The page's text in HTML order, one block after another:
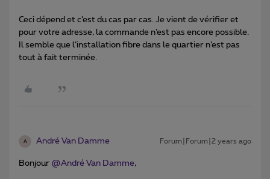
Ceci dépend et c’est du cas par cas. Je vient de vérifier et
pour votre adresse, la commande n’est pas encore possible.
Il semble que l’installation fibre dans le quartier n’est pas
tout à fait terminée.
A André Van Damme Forum|Forum|2 years ago
Bonjour @André Van Damme,